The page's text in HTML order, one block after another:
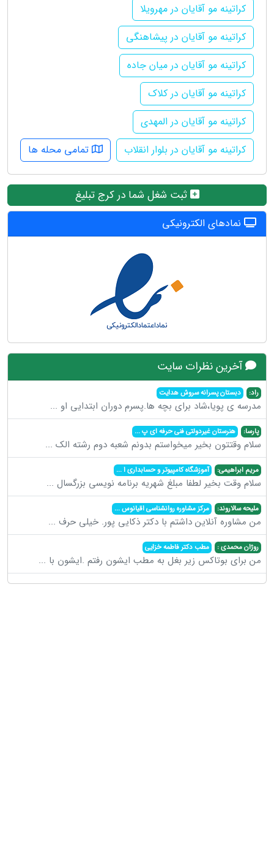
کراتینه مو آقایان در مهرویلا
کراتینه مو آقایان در پیشاهنگی
کراتینه مو آقایان در میان جاده
کراتینه مو آقایان در کلاک
کراتینه مو آقایان در المهدی
کراتینه مو آقایان در بلوار انقلاب
تمامی محله ها
ثبت شغل شما در کرج تبلیغ
نمادهای الکترونیکی
آخرین نظرات سایت
راد: دبستان پسرانه سروش هدایت
مدرسه ی پویا،شاد برای بچه ها.پسرم دوران ابتدایی او ...
پارسا: هنرستان غیردولتی فنی حرفه ای پ...
سلام وقتتون بخیر میخواستم بدونم شعبه دوم رشته الک ...
مریم ابراهیمی: آموزشگاه کامپیوتر و حسابداری ا...
سلام وقت بخیر لطفا مبلغ شهریه برنامه نویسی بزرگسال ...
ملیحه سالاروند: مرکز مشاوره روانشناسی اقیانوس...
من مشاوره آنلاین داشتم با دکتر ذکایی پور. خیلی حرف ...
روژان محمدی : مطب دکتر فاطمه خزایی
من برای بوتاکس زیر بغل به مطب ایشون رفتم .ایشون با ...